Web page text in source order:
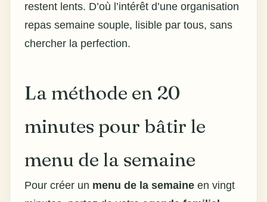
restent lents. D’où l’intérêt d’une organisation
repas semaine souple, lisible par tous, sans
chercher la perfection.
La méthode en 20
minutes pour bâtir le
menu de la semaine
Pour créer un menu de la semaine en vingt